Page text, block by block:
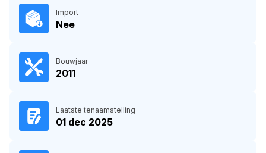
Import
Nee
Bouwjaar
2011
Laatste tenaamstelling
01 dec 2025